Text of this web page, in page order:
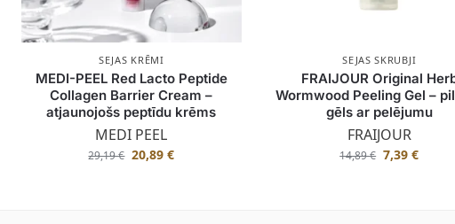
SEJAS KRĒMI
MEDI-PEEL Red Lacto Peptide
Collagen Barrier Cream –
atjaunojošs peptīdu krēms
MEDI PEEL
29,19€ 20,89€
SEJAS SKRUBJI
FRAIJOUR Original
Wormwood Peeling Gel –
gēls ar pelējumu
FRAIJOUR
14,89€ 7,39€